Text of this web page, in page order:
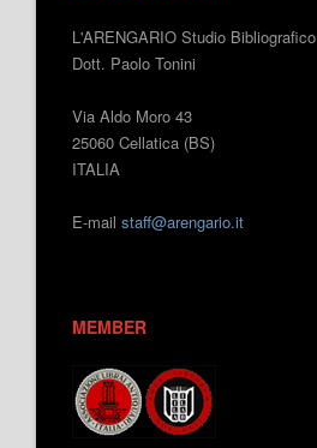
L'ARENGARIO Studio Bibliografico
Dott. Paolo Tonini
Via Aldo Moro 43
25060 Cellatica (BS)
ITALIA
E-mail staff@arengario.it
MEMBER